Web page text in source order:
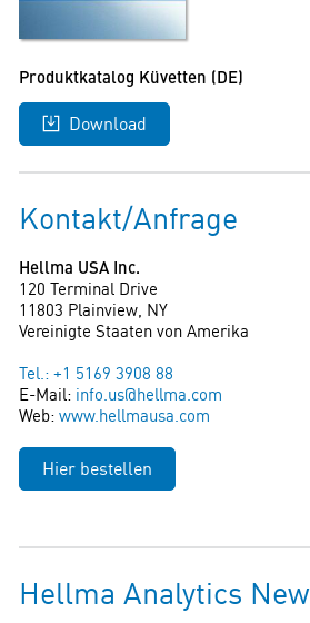
Produktkatalog Küvetten (DE)
Download
Kontakt/Anfrage
Hellma USA Inc.
120 Terminal Drive
11803 Plainview, NY
Vereinigte Staaten von Amerika
Tel.: +1 5169 3908 88
E-Mail: info.us@hellma.com
Web:www.hellmausa.com
Hier bestellen
Hellma Analytics